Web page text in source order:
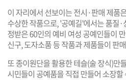
이 자리에서 선보이는 전시·판매 제품
수상한 작품으로, '공예길'에서는 품질
정받은 60인의 예비 여성 공예인들이
신구, 도자소품 등 작품과 제품들이 판
또 종이원단을 활용한 테슬(술 장식)만
시민들이 공예품을 직접 만들어 소장할